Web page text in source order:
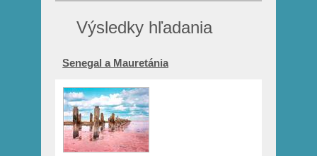
Výsledky hľadania
Senegal a Mauretánia